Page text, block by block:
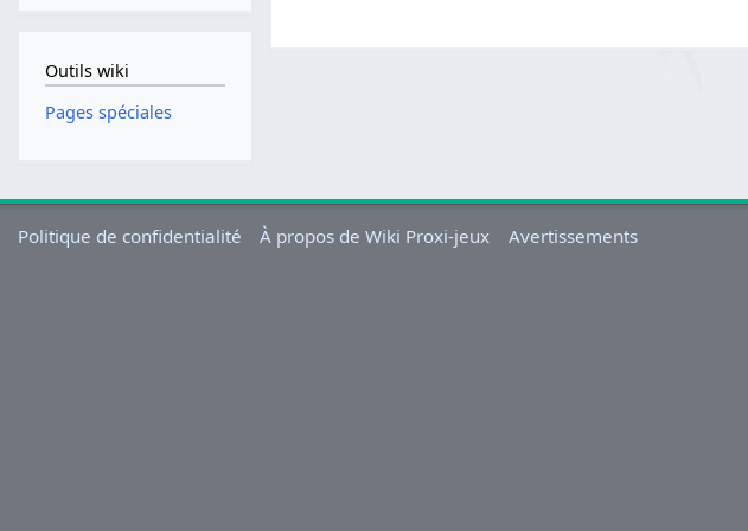
Outils wiki
Pages spéciales
Politique de confidentialité À propos de Wiki Proxi-jeux Avertissements